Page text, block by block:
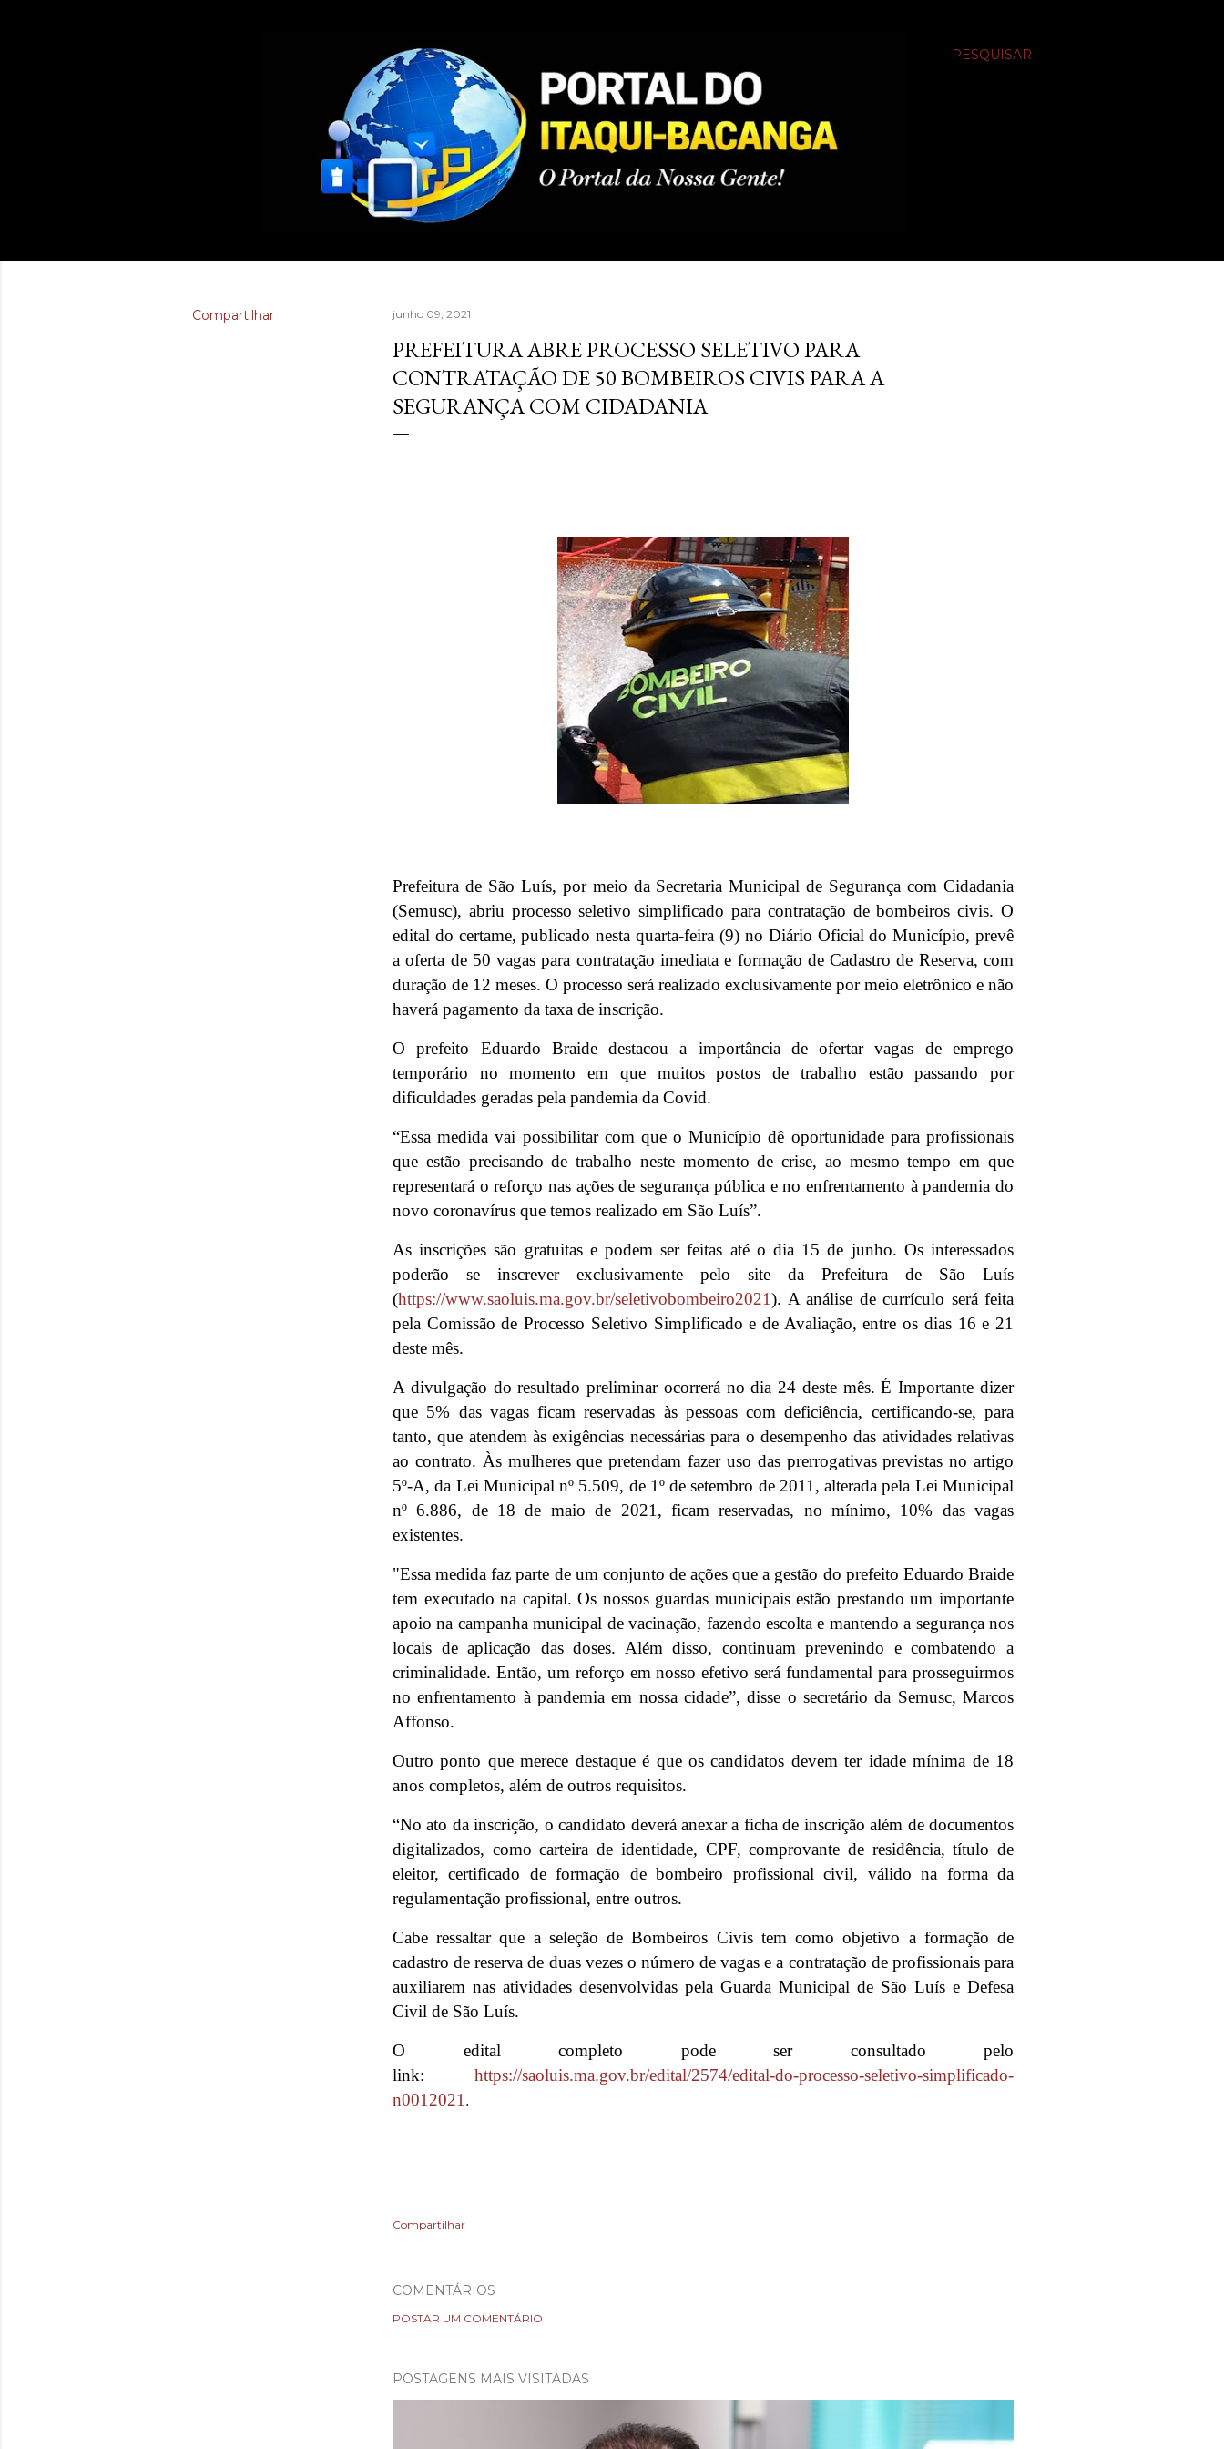
PESQUISAR
Compartilhar junho 09, 2021
PREFEITURA ABRE PROCESSO SELETIVO PARA
CONTRATAÇÃO DE 50 BOMBEIROS CIVIS PARA A
SEGURANÇA COM CIDADANIA
Prefeitura de São Luís, por meio da Secretaria Municipal de Segurança com Cidadania
(Semusc), abriu processo seletivo simplificado para contratação de bombeiros civis. O
edital do certame, publicado nesta quarta-feira (9) no Diário Oficial do Município, prevê
a oferta de 50 vagas para contratação imediata e formação de Cadastro de Reserva, com
duração de 12 meses. O processo será realizado exclusivamente por meio eletrônico e não
haverá pagamento da taxa de inscrição.
O prefeito Eduardo Braide destacou a importância de ofertar vagas de emprego
temporário no momento em que muitos postos de trabalho estão passando por
dificuldades geradas pela pandemia da Covid.
“Essa medida vai possibilitar com que o Município dê oportunidade para profissionais
que estão precisando de trabalho neste momento de crise, ao mesmo tempo em que
representará o reforço nas ações de segurança pública e no enfrentamento à pandemia do
novo coronavírus que temos realizado em São Luís”.
As inscrições são gratuitas e podem ser feitas até o dia 15 de junho. Os interessados
poderão se inscrever exclusivamente pelo site da Prefeitura de São Luís
(https://www.saoluis.ma.gov.br/seletivobombeiro2021). A análise de currículo será feita
pela Comissão de Processo Seletivo Simplificado e de Avaliação, entre os dias 16 e 21
deste mês.
A divulgação do resultado preliminar ocorrerá no dia 24 deste mês. É Importante dizer
que 5% das vagas ficam reservadas às pessoas com deficiência, certificando-se, para
tanto, que atendem às exigências necessárias para o desempenho das atividades relativas
ao contrato. Às mulheres que pretendam fazer uso das prerrogativas previstas no artigo
5º-A, da Lei Municipal nº 5.509, de 1º de setembro de 2011, alterada pela Lei Municipal
nº 6.886, de 18 de maio de 2021, ficam reservadas, no mínimo, 10% das vagas
existentes.
"Essa medida faz parte de um conjunto de ações que a gestão do prefeito Eduardo Braide
tem executado na capital. Os nossos guardas municipais estão prestando um importante
apoio na campanha municipal de vacinação, fazendo escolta e mantendo a segurança nos
locais de aplicação das doses. Além disso, continuam prevenindo e combatendo a
criminalidade. Então, um reforço em nosso efetivo será fundamental para prosseguirmos
no enfrentamento à pandemia em nossa cidade”, disse o secretário da Semusc, Marcos
Affonso.
Outro ponto que merece destaque é que os candidatos devem ter idade mínima de 18
anos completos, além de outros requisitos.
“No ato da inscrição, o candidato deverá anexar a ficha de inscrição além de documentos
digitalizados, como carteira de identidade, CPF, comprovante de residência, título de
eleitor, certificado de formação de bombeiro profissional civil, válido na forma da
regulamentação profissional, entre outros.
Cabe ressaltar que a seleção de Bombeiros Civis tem como objetivo a formação de
cadastro de reserva de duas vezes o número de vagas e a contratação de profissionais para
auxiliarem nas atividades desenvolvidas pela Guarda Municipal de São Luís e Defesa
Civil de São Luís.
O edital completo pode ser consultado pelo
link: https://saoluis.ma.gov.br/edital/2574/edital-do-processo-seletivo-simplificado-
n0012021.
Compartilhar
COMENTÁRIOS
POSTAR UM COMENTÁRIO
POSTAGENS MAIS VISITADAS